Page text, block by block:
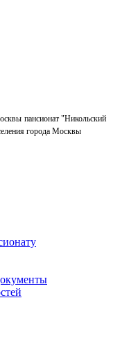
пансионат "Никольский
города Москвы